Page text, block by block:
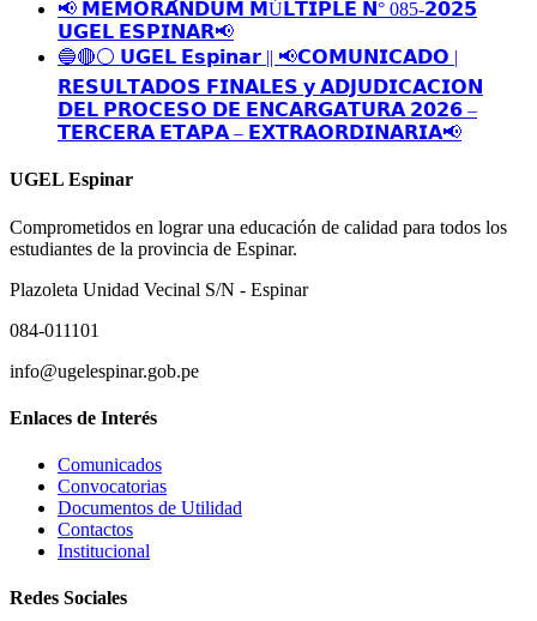
📢 𝗠𝗘𝗠𝗢𝗥𝗔́𝗡𝗗𝗨𝗠 𝗠Ú𝗟𝗧𝗜𝗣𝗟𝗘 𝗡° 085-𝟮𝟬𝟮𝟱
𝗨𝗚𝗘𝗟 𝗘𝗦𝗣𝗜𝗡𝗔𝗥📢
🔵🔴⚪️ 𝗨𝗚𝗘𝗟 𝗘𝘀𝗽𝗶𝗻𝗮𝗿 || 📢𝗖𝗢𝗠𝗨𝗡𝗜𝗖𝗔𝗗𝗢 |
𝗥𝗘𝗦𝗨𝗟𝗧𝗔𝗗𝗢𝗦 𝗙𝗜𝗡𝗔𝗟𝗘𝗦 𝘆 𝗔𝗗𝗝𝗨𝗗𝗜𝗖𝗔𝗖𝗜𝗢𝗡
𝗗𝗘𝗟 𝗣𝗥𝗢𝗖𝗘𝗦𝗢 𝗗𝗘 𝗘𝗡𝗖𝗔𝗥𝗚𝗔𝗧𝗨𝗥𝗔 𝟮𝟬𝟮𝟲 –
𝗧𝗘𝗥𝗖𝗘𝗥𝗔 𝗘𝗧𝗔𝗣𝗔 – 𝗘𝗫𝗧𝗥𝗔𝗢𝗥𝗗𝗜𝗡𝗔𝗥𝗜𝗔📢
UGEL Espinar
Comprometidos en lograr una educación de calidad para todos los
estudiantes de la provincia de Espinar.
Plazoleta Unidad Vecinal S/N - Espinar
084-011101
info@ugelespinar.gob.pe
Enlaces de Interés
Comunicados
Convocatorias
Documentos de Utilidad
Contactos
Institucional
Redes Sociales